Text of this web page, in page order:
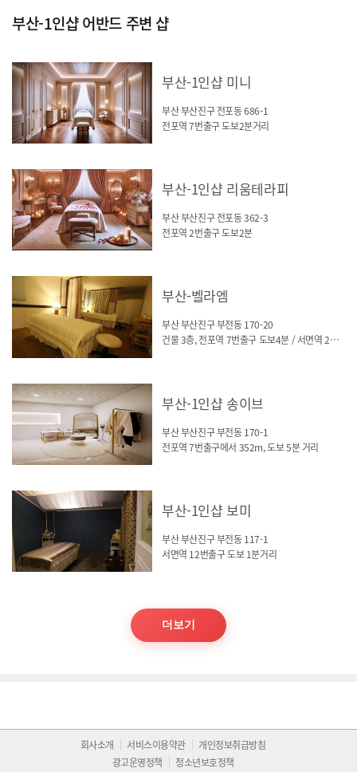
부산-1인샵 어반드 주변 샵
부산-1인샵 미니
부산 부산진구 전포동 686-1
전포역 7번출구 도보2분거리
부산-1인샵 리움테라피
부산 부산진구 전포동 362-3
전포역 2번출구 도보2분
부산-벨라엠
부산 부산진구 부전동 170-20
건물 3층, 전포역 7번출구 도보4분 / 서면역 2번출구 도보7분
부산-1인샵 송이브
부산 부산진구 부전동 170-1
전포역 7번출구에서 352m, 도보 5분 거리
부산-1인샵 보미
부산 부산진구 부전동 117-1
서면역 12번출구 도보 1분거리
더보기
회사소개 서비스이용약관
개인정보취급방침
광고운영정책
청소년보호정책